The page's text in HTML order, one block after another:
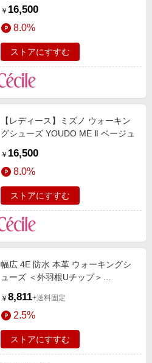
￥ 16,500
8.0%
ストアにすすむ
【レディース】ミズノ ウォーキン
グシューズ YOUDO ME Ⅱ ベージュ
￥ 16,500
8.0%
ストアにすすむ
幅広 4E 防水 本革 ウォーキングシ
ューズ ＜外羽根Uチップ＞
￥ 8,811+送料固定
2.5%
ストアにすすむ